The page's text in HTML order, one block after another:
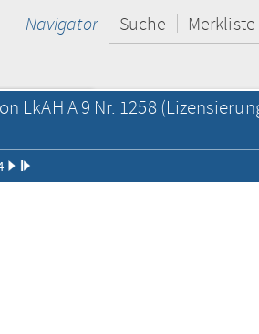
Navigator Suche Merkliste
LkAH A 9 Nr. 1258